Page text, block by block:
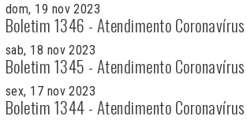
dom, 19 nov 2023
Boletim 1346 - Atendimento Coronavírus
sab, 18 nov 2023
Boletim 1345 - Atendimento Coronavírus
sex, 17 nov 2023
Boletim 1344 - Atendimento Coronavírus